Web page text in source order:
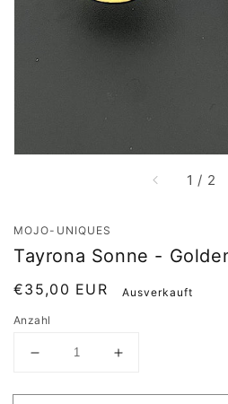
1 / von
2
MOJO-UNIQUES
Tayrona Sonne -
Normaler
€35,00 EUR Ausverkauft
Anzahl
Verringere
Erhöhe